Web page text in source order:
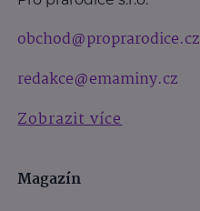
obchod@proprarodice.cz
redakce@emaminy.cz
Zobrazit více
Magazín